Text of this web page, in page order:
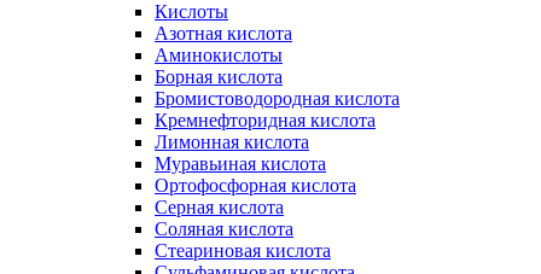
Кислоты
Азотная кислота
Аминокислоты
Борная кислота
Бромистоводородная кислота
Кремнефторидная кислота
Лимонная кислота
Муравьиная кислота
Ортофосфорная кислота
Серная кислота
Соляная кислота
Стеариновая кислота